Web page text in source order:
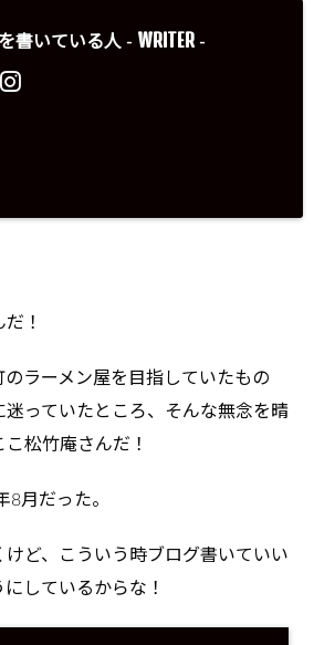
書いている人 - WRITER -
！
ラーメン屋を目指していたもの
迷っていたところ、そんな無念を晴
松竹庵さんだ！
8月だった。
ど、こういう時ブログ書いていい
しているからな！